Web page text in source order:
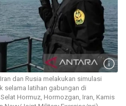
dan Rusia melakukan simulasi
selama latihan gabungan di
Hormuz, Hormozgan, Iran, Kamis